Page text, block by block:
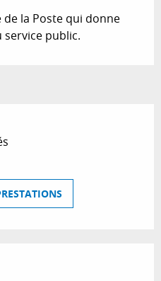
la Poste qui donne
service public.